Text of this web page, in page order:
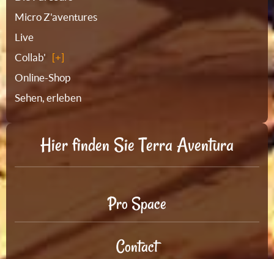
Micro Z'aventures
Live
Collab'
Online-Shop
Sehen, erleben
Hier finden Sie Terra Aventura
Pro Space
Contact